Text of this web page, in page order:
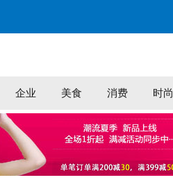
企业 美食 消费 时尚